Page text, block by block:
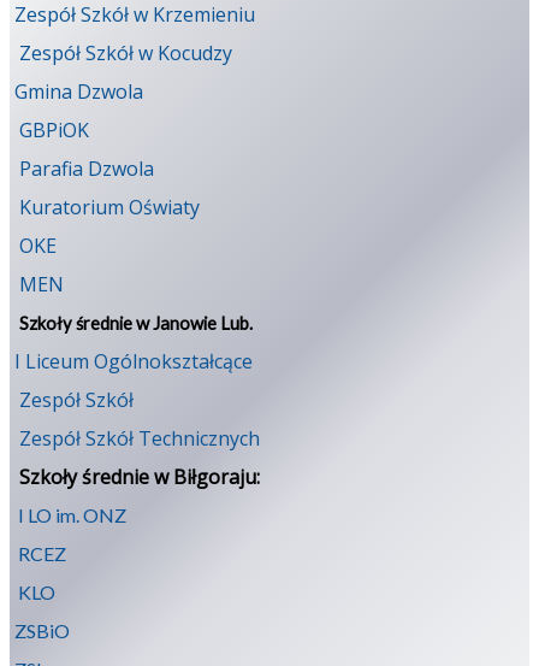
Zespół Szkół w Krzemieniu
Zespół Szkół w Kocudzy
Gmina Dzwola
GBPiOK
Parafia Dzwola
Kuratorium Oświaty
OKE
MEN
Szkoły średnie w Janowie Lub.
I Liceum Ogólnokształcące
Zespół Szkół
Zespół Szkół Technicznych
Szkoły średnie w Biłgoraju:
I LO im. ONZ
RCEZ
KLO
ZSBiO